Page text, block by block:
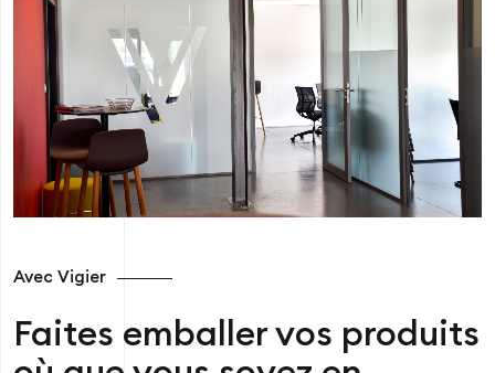
Avec Vigier
Faites emballer vos produits